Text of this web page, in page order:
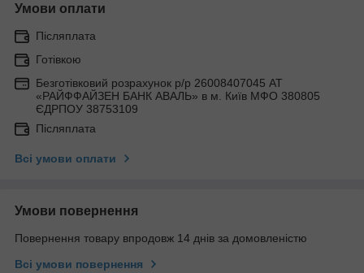
Умови оплати
Післяплата
Готівкою
Безготівковий розрахунок р/р 26008407045 АТ
«РАЙФФАЙЗЕН БАНК АВАЛЬ» в м. Київ МФО 380805
ЄДРПОУ 38753109
Післяплата
Всі умови оплати
Умови повернення
Повернення товару впродовж 14 днів за домовленістю
Всі умови повернення